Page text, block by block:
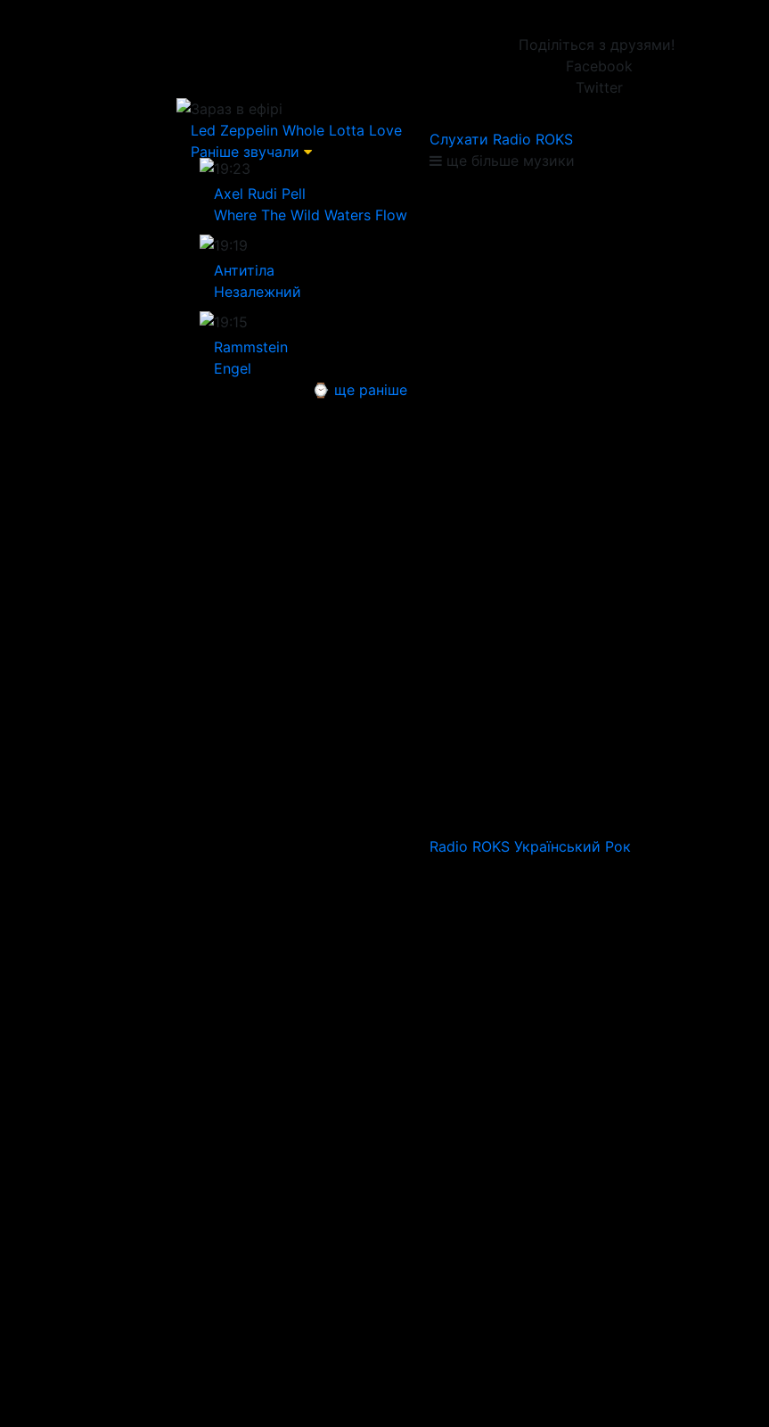
Поділіться з друзями!
Facebook
Twitter
Зараз в ефірі
Led Zeppelin Whole Lotta Love
Раніше звучали
19:23
Axel Rudi Pell
Where The Wild Waters Flow
19:19
Антитіла
Незалежний
19:15
Rammstein
Engel
⌚ ще раніше
Слухати Radio ROKS
ще більше музики
Radio ROKS Український Рок